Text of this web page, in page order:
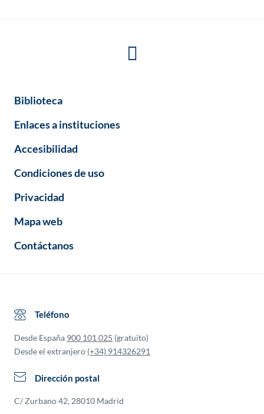
Biblioteca
Enlaces a instituciones
Accesibilidad
Condiciones de uso
Privacidad
Mapa web
Contáctanos
Teléfono
Desde España 900 101 025 (gratuito)
Desde el extranjero (+34) 914326291
Dirección postal
C/ Zurbano 42, 28010 Madrid